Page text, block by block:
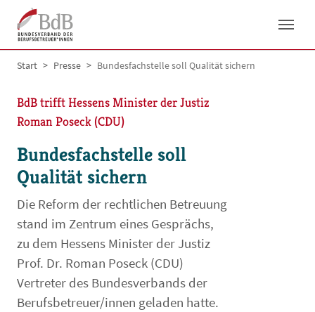
Skip to main navigation
Skip to main content
Skip to page footer
You are here:
Start Presse Bundesfachstelle soll Qualität sichern
BdB trifft Hessens Minister der Justiz
Roman Poseck (CDU)
Bundesfachstelle soll
Qualität sichern
Die Reform der rechtlichen Betreuung
stand im Zentrum eines Gesprächs,
zu dem Hessens Minister der Justiz
Prof. Dr. Roman Poseck (CDU)
Vertreter des Bundesverbands der
Berufsbetreuer/innen geladen hatte.